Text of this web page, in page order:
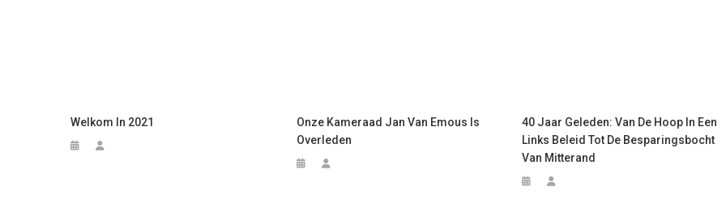
Welkom In 2021
Onze Kameraad Jan Van Emous Is
Overleden
40 Jaar Geleden: Van De Hoop In Een
Links Beleid Tot De Besparingsbocht
Van Mitterand